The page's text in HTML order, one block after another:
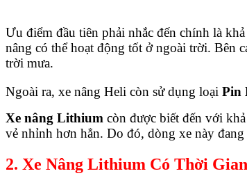
Ưu điểm đầu tiên phải nhắc đến chính là
nâng có thể hoạt động tốt ở ngoài trời. Bên
trời mưa.
Ngoài ra, xe nâng Heli còn sử dụng loại Pin
Xe nâng Lithium còn được biết đến với
vẻ nhỉnh hơn hẳn. Do đó, dòng xe này
2. Xe Nâng Lithium Có Thời